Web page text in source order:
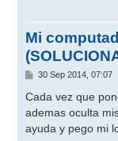
Mi
M
n
a
j
e
30 Sep 2014, 07:07
Cada vez que
ademas oculta
ayuda y pego mi